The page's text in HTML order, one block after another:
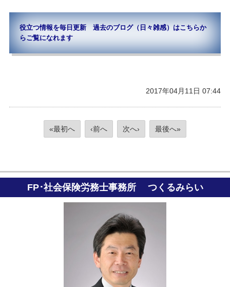
役立つ情報を毎日更新 過去のブログ（日々雑感）はこちらか
らご覧になれます
2017年04月11日 07:44
«最初へ ‹前へ 次へ› 最後へ»
FP･社会保険労務士事務所 つくるみらい